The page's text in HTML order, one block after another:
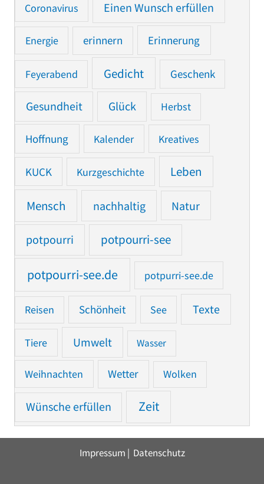
Coronavirus Einen Wunsch erfüllen
Energie erinnern Erinnerung
Feyerabend Gedicht Geschenk
Gesundheit Glück Herbst
Hoffnung Kalender Kreatives
KUCK Kurzgeschichte Leben
Mensch nachhaltig Natur
potpourri potpourri-see
potpourri-see.de potpurri-see.de
Reisen Schönheit See Texte
Tiere Umwelt Wasser
Weihnachten Wetter Wolken
Wünsche erfüllen Zeit
Impressum | Datenschutz